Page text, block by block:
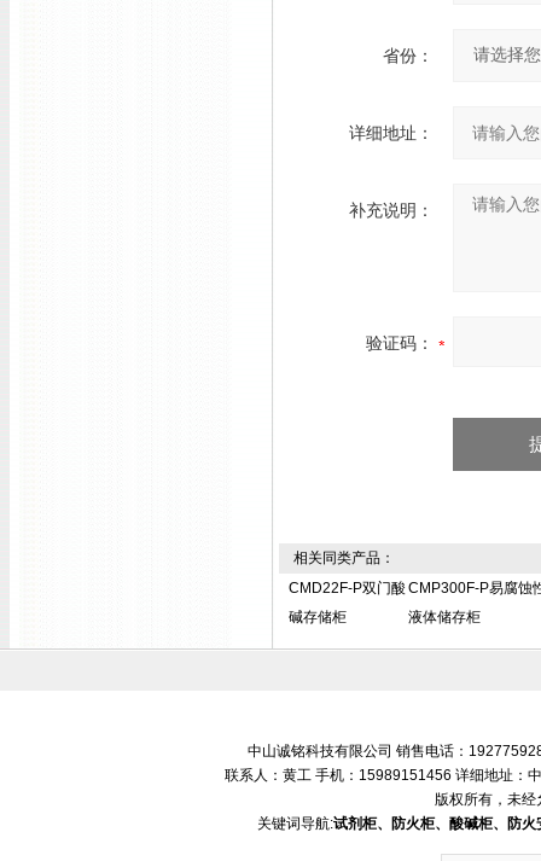
省份：
详细地址：
补充说明：
验证码：
相关同类产品：
CMD22F-P双门酸
碱存储柜
CMP300F-P易腐蚀
液体储存柜
中山诚铭科技有限公司 销售电话：
联系人：黄工 手机：15989151456 详细地址：
版权所有，未经
关键词导航:试剂柜、防火柜、酸碱柜、防